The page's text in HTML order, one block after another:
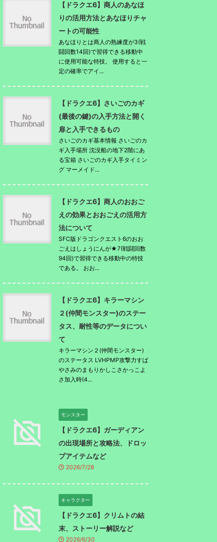
【ドラクエ6】商人のあなほ
りの活用方法とあなほりチャ
ートの可能性
あなほりとは商人の熟練度が3(戦
闘回数14回)で習得できる移動中
に使用可能な特技。 使用すると一
定の確率でアイ...
【ドラクエ6】さいごのカギ
(最後の鍵)の入手方法と開く
扉と入手できるもの
さいごのカギ基本情報 さいごのカ
ギ入手場所 沈没船の地下2階にあ
る宝箱 さいごのカギ入手タイミン
グ マーメイド...
【ドラクエ6】商人のおおご
えの効果とおおごえの活用方
法について
SFC版ドラゴンクエスト6のおお
ごえはしょうにんが★7(戦闘回数
94回)で習得できる移動中の特技
である。 おお...
【ドラクエ6】キラーマシン
２(仲間モンスター)のステー
タス、耐性等のデータについ
て
キラーマシン２(仲間モンスター)
のステータス LVHPMP攻撃力すば
やさみのまもりかしこさかっこよ
さ加入時(4...
モンスター
【ドラクエ6】ガーディアン
の出現場所と攻略法、ドロッ
プアイテムなど
2026/7/28
キャラクター
【ドラクエ6】クリムトの結
末、ストーリー解説など
2026/6/30